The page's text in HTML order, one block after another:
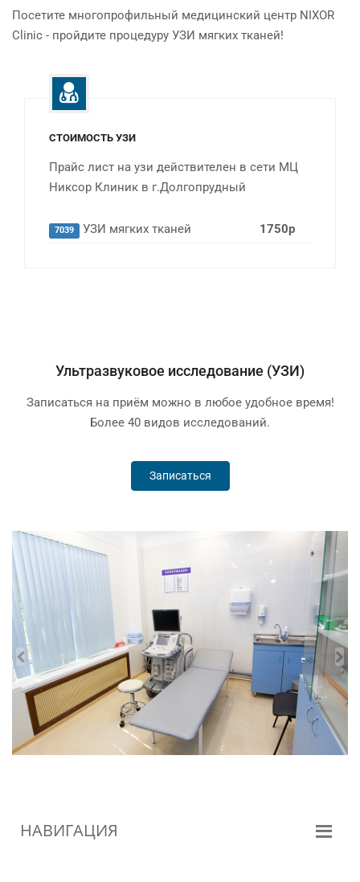
Посетите многопрофильный медицинский центр NIXOR
Clinic - пройдите процедуру УЗИ мягких тканей!
СТОИМОСТЬ УЗИ
Прайс лист на узи действителен в сети МЦ
Никсор Клиник в г.Долгопрудный
7039 УЗИ мягких тканей 1750р
Ультразвуковое исследование (УЗИ)
Записаться на приём можно в любое удобное время!
Более 40 видов исследований.
Записаться
НАВИГАЦИЯ